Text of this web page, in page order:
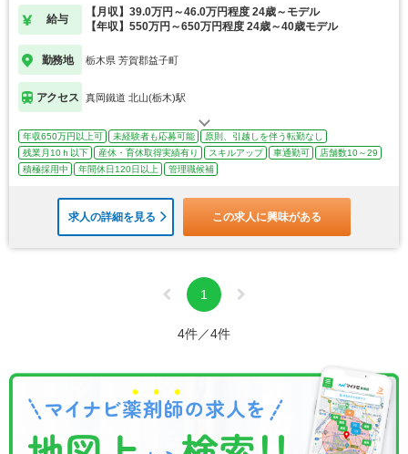
給与
【月収】39.0万円～46.0万円程度 24歳～モデル
【年収】550万円～650万円程度 24歳～40歳モデル
勤務地 栃木県 芳賀郡益子町
アクセス 真岡鐵道 北山(栃木)駅
年収650万円以上可 未経験者も応募可能
原則、引越しを伴う転勤なし
残業月10ｈ以下
産休・育休取得実績有り スキルアップ 車通勤可
店舗数10～29
積極採用中
年間休日120日以上 管理職候補
求人の詳細を見る この求人に興味がある
1
4件／4件